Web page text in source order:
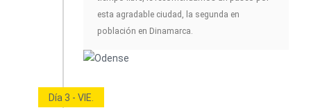
esta agradable ciudad, la segunda en
población en Dinamarca.
Día 3 - VIE.